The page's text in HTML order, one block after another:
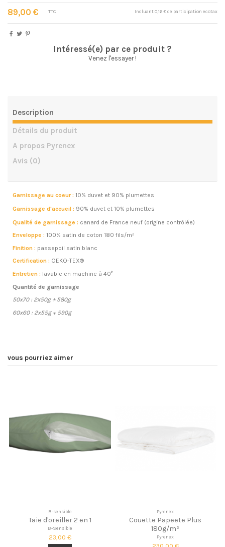
89,00 € Incluant 0,16 € de participation ecotax
TTC
Intéressé(e) par ce produit ?
Venez l'essayer !
Description
Détails du produit
A propos Pyrenex
Avis (0)
Garnissage au coeur : 10% duvet et 90% plumettes
Garnissage d'accueil : 90% duvet et 10% plumettes
Qualité de garnissage : canard de France neuf (origine contrôlée)
Enveloppe : 100% satin de coton 180 fils/m²
Finition : passepoil satin blanc
Certification : OEKO-TEX®
Entretien : lavable en machine à 40°
Quantité de garnissage
50x70 : 2x50g + 580g
60x60 : 2x55g + 590g
vous pourriez aimer
B-sensible
Taie d'oreiller 2 en 1
B-Sensible
23,00 €
Pyrenex
Couette Papeete Plus
180g/m²
Pyrenex